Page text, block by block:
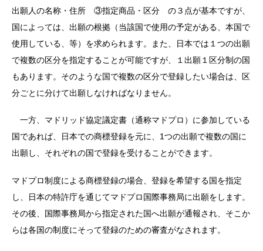
出願人の名称・住所 ③指定商品・区分 の３点が基本ですが、
国によっては、出願の根拠（当該国で使用の予定がある、本国で
使用している、等）を求められます。また、日本では１つの出願
で複数の区分を指定することが可能ですが、１出願１区分制の国
もあります。そのような国で複数の区分で登録したい場合は、区
分ごとに分けて出願しなければなりません。
一方、マドリッド協定議定書（通称マドプロ）に参加している
国であれば、日本での商標登録を元に、1つの出願で複数の国に
出願し、それぞれの国で登録を受けることができます。
マドプロ制度による商標登録の場合、登録を希望する国を指定
し、日本の特許庁を通じてマドプロ国際事務局に出願をします。
その後、国際事務局から指定された国へ出願が通報され、そこか
らは各国の制度にそって登録のための審査がなされます。